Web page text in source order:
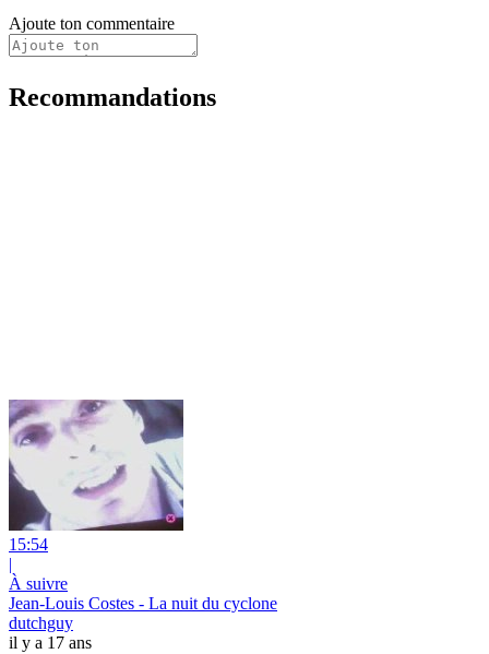
Ajoute ton commentaire
Recommandations
15:54
|
À suivre
Jean-Louis Costes - La nuit du cyclone
dutchguy
il y a 17 ans